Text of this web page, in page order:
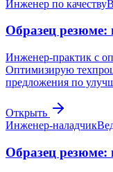
Инженер по качеству
Образец резюме:
Инженер-практик с
Оптимизирую
предложения по
Открыть
Инженер-наладчик
Образец резюме: